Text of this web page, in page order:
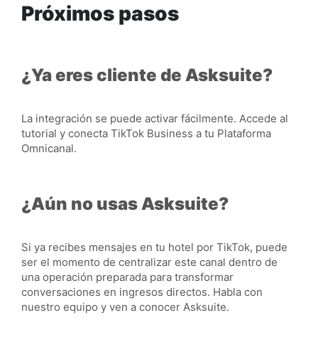
Próximos pasos
¿Ya eres cliente de Asksuite?
La integración se puede activar fácilmente. Accede al
tutorial y conecta TikTok Business a tu Plataforma
Omnicanal.
¿Aún no usas Asksuite?
Si ya recibes mensajes en tu hotel por TikTok, puede
ser el momento de centralizar este canal dentro de
una operación preparada para transformar
conversaciones en ingresos directos. Habla con
nuestro equipo y ven a conocer Asksuite.